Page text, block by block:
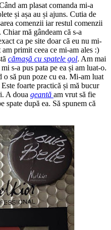
am plasat comanda mi-a
și așa au și ajuns. Cutia de
comenzii iar restul comenzii
mă gândeam că s-a
ca pe site doar că eu nu mi-
primit ceea ce mi-am ales :)
cămașă cu spatele gol. Am mai
s-a pus pata pe ea și am luat-o.
o să pun poze cu ea. Mi-am luat
foarte practică și mă bucur
A doua geantă am vrut să fie
spate după ea. Să spunem că